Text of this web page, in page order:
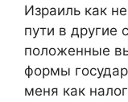
Израиль как
пути в другие
положенные
формы
меня как